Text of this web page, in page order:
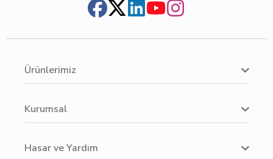
Ürünlerimiz
Kurumsal
Hasar ve Yardım